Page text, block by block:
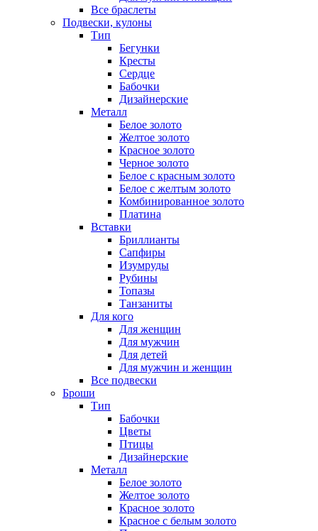
Все браслеты
Подвески, кулоны
Тип
Бегунки
Кресты
Сердце
Бабочки
Дизайнерские
Металл
Белое золото
Желтое золото
Красное золото
Черное золото
Белое с красным золото
Белое с желтым золото
Комбинированное золото
Платина
Вставки
Бриллианты
Сапфиры
Изумруды
Рубины
Топазы
Танзаниты
Для кого
Для женщин
Для мужчин
Для детей
Для мужчин и женщин
Все подвески
Броши
Тип
Бабочки
Цветы
Птицы
Дизайнерские
Металл
Белое золото
Желтое золото
Красное золото
Красное с белым золото